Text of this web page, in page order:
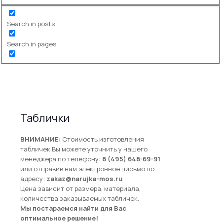
Search in posts
Search in pages
и метрологии №0080676
Таблички
ВНИМАНИЕ: Стоимость изготовления
табличек Вы можете уточнить у нашего
менеджера по телефону: 8 (495) 648-69-91
или отправив нам электронное письмо по
адресу: zakaz@narujka-mos.ru
Цена зависит от размера, материала,
количества заказываемых табличек.
Мы постараемся найти для Вас
оптимальное решение!